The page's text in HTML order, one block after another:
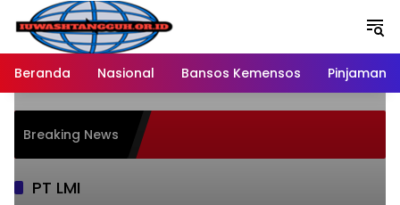
Langsung
konten
Beranda
Nasional Bansos Kemensos Pinjaman
Breaking News
PT LMI